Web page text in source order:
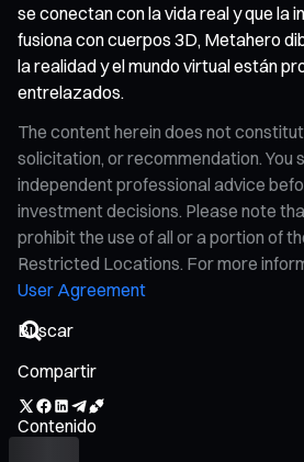
se conectan con la vida real y que la
fusiona con cuerpos 3D, Metahero
la realidad y el mundo virtual están
entrelazados.
The content herein does not
solicitation, or recommendation. You
independent professional advice
investment decisions. Please note
prohibit the use of all or a portion of
Restricted Locations. For more
User Agreement
Compartir
Contenido